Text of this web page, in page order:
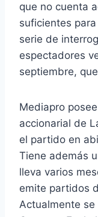
que no cuenta
suficientes
serie de
espectadores
septiembre,
Mediapro
accionarial de
el partido en
Tiene además
lleva varios
emite partidos
Actualmente se